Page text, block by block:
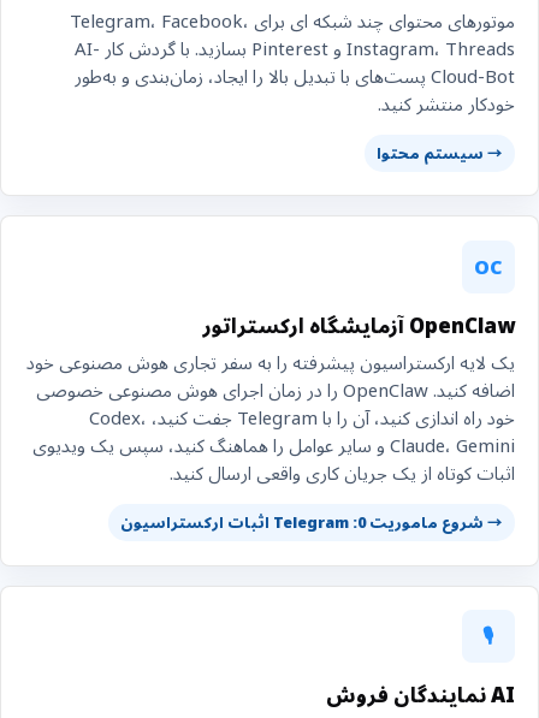
موتورهای محتوای چند شبکه ای برای Telegram، Facebook،
Instagram، Threads و Pinterest بسازید. با گردش کار AI-
Cloud-Bot پست‌های با تبدیل بالا را ایجاد، زمان‌بندی و به‌طور
خودکار منتشر کنید.
→ سیستم محتوا
OC
OpenClaw آزمایشگاه ارکستراتور
یک لایه ارکستراسیون پیشرفته را به سفر تجاری هوش مصنوعی خود
اضافه کنید. OpenClaw را در زمان اجرای هوش مصنوعی خصوصی
خود راه اندازی کنید، آن را با Telegram جفت کنید، Codex،
Claude، Gemini و سایر عوامل را هماهنگ کنید، سپس یک ویدیوی
اثبات کوتاه از یک جریان کاری واقعی ارسال کنید.
→ شروع ماموریت 0: Telegram اثبات ارکستراسیون
🎙️
AI نمایندگان فروش